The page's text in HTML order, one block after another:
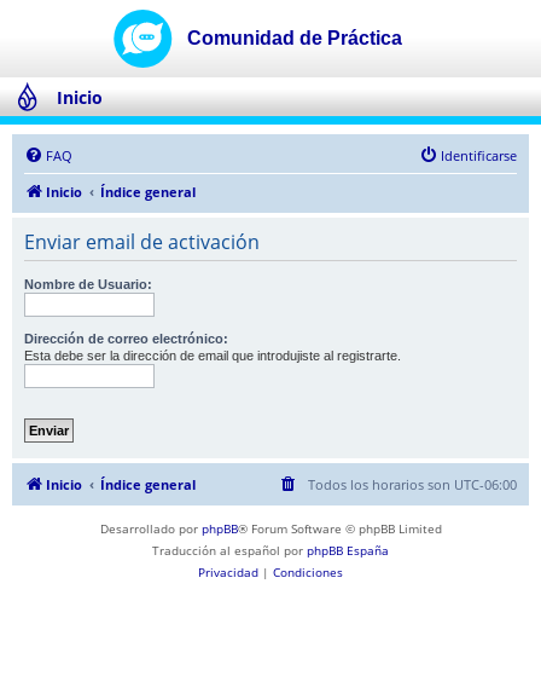
Inicio
FAQ
Identificarse
Inicio
Índice general
Enviar email de activación
Nombre de Usuario:
Dirección de correo electrónico:
Esta debe ser la dirección de email que introdujiste al registrarte.
Inicio Índice general Todos los horarios son UTC-06:00
Desarrollado por phpBB® Forum Software © phpBB Limited
Traducción al español por phpBB España
Privacidad | Condiciones